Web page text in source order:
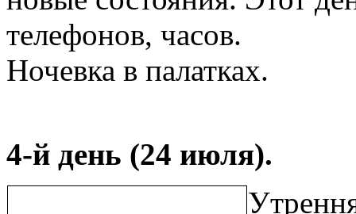
телефонов, часов.
Ночевка в палатках.
4-й день (24 июля).